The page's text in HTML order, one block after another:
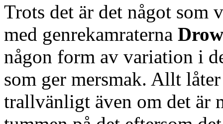
Trots det är det något
med genrekamraterna
någon form av variation i
som ger mersmak. Allt
trallvänligt även om det är